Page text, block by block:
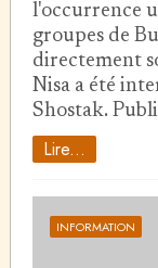
l'occurrence
groupes de
directement
Nisa a été
Shostak.
Lire...
INFORMATION